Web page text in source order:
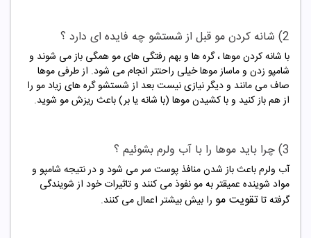
2) شانه کردن مو قبل از شستشو چه فایده ای دارد ؟
با شانه کردن موها ، گره ها و بهم رفتگی های مو همگی باز می شوند و
شامپو زدن و ماساز موها خیلی راحتتر انجام می شود. از طرفی موها
صاف می مانند و دیگر نیازی نیست بعد از شستشو گره های زیاد مو را
از هم باز کنید و با کشیدن موها (با شانه یا بر) باعث ریزش مو شوید.
3) چرا باید موها را با آب ولرم بشوئیم ؟
آب ولرم باعث باز شدن منافذ پوست سر می شود و در نتیجه شامپو و
مواد شوینده عمیقتر به مو نفوذ می کنند و تاثیرات خود از شویندگی
گرفته تاتقویت مو را بیش بیشتر اعمال می کنند.